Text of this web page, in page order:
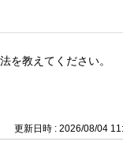
を教えてください。
更新日時 : 2026/08/04